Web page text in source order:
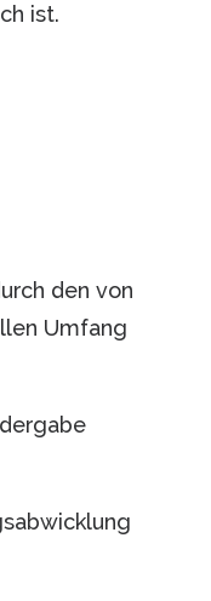
ist.
den von
Umfang